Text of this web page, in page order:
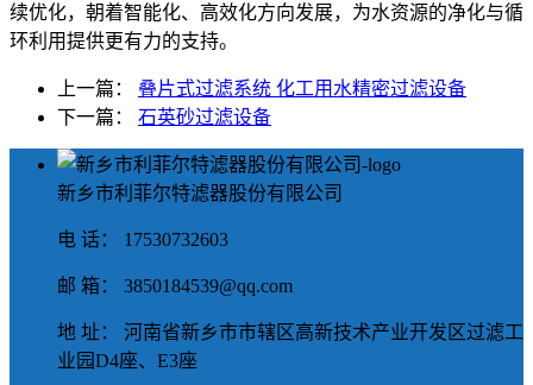
续优化，朝着智能化、高效化方向发展，为水资源的净化与循
环利用提供更有力的支持。
上一篇： 叠片式过滤系统 化工用水精密过滤设备
下一篇： 石英砂过滤设备
新乡市利菲尔特滤器股份有限公司
电 话： 17530732603
邮 箱： 3850184539@qq.com
地 址： 河南省新乡市市辖区高新技术产业开发区过滤工
业园D4座、E3座